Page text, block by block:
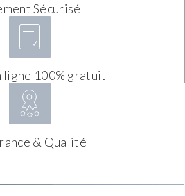
Sécurisé
ligne 100% gratuit
& Qualité